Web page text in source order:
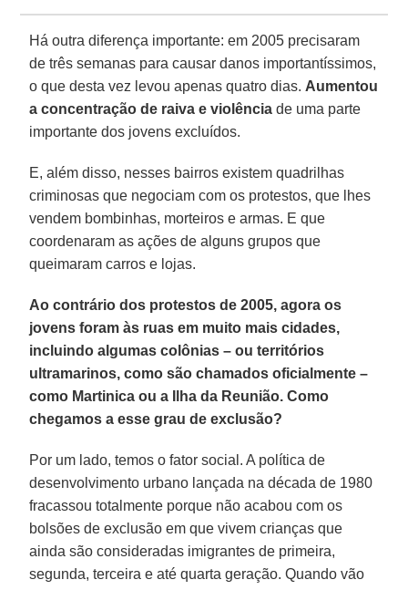
Há outra diferença importante: em 2005 precisaram
de três semanas para causar danos importantíssimos,
o que desta vez levou apenas quatro dias. Aumentou
a concentração de raiva e violência de uma parte
importante dos jovens excluídos.
E, além disso, nesses bairros existem quadrilhas
criminosas que negociam com os protestos, que lhes
vendem bombinhas, morteiros e armas. E que
coordenaram as ações de alguns grupos que
queimaram carros e lojas.
Ao contrário dos protestos de 2005, agora os
jovens foram às ruas em muito mais cidades,
incluindo algumas colônias – ou territórios
ultramarinos, como são chamados oficialmente –
como Martinica ou a Ilha da Reunião. Como
chegamos a esse grau de exclusão?
Por um lado, temos o fator social. A política de
desenvolvimento urbano lançada na década de 1980
fracassou totalmente porque não acabou com os
bolsões de exclusão em que vivem crianças que
ainda são consideradas imigrantes de primeira,
segunda, terceira e até quarta geração. Quando vão